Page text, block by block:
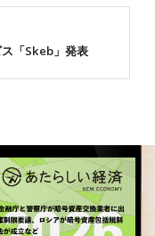
「Skeb」発表